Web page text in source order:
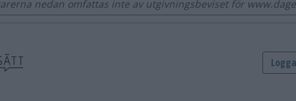
nedan omfattas inte av utgivningsbeviset för